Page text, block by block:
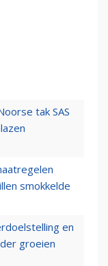
tak SAS
smokkelde
en
groeien